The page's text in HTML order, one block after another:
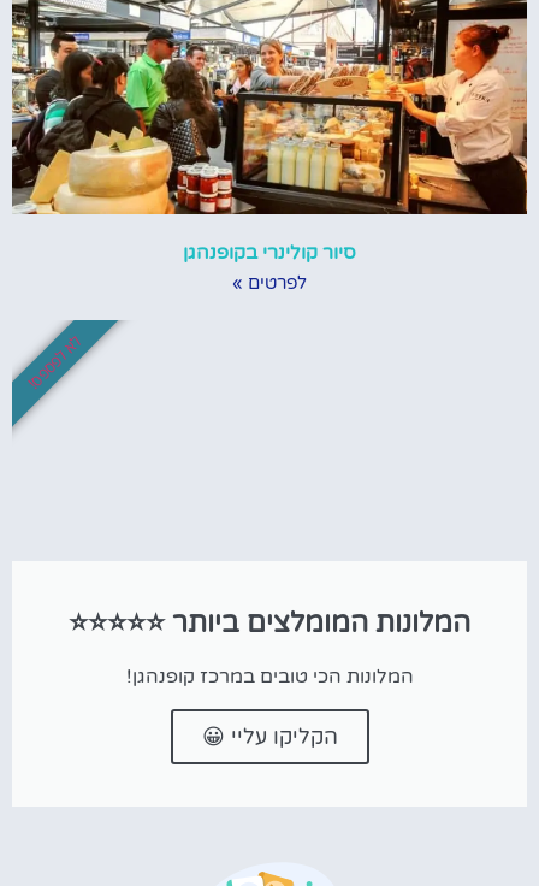
סיור קולינרי בקופנהגן
לפרטים »
המלונות המומלצים ביותר ⭐⭐⭐⭐⭐
המלונות הכי טובים במרכז קופנהגן!
הקליקו עליי 😀
לא לפספס!